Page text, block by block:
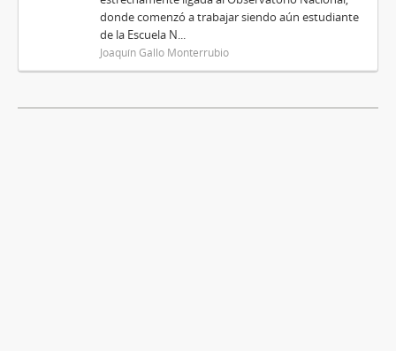
donde comenzó a trabajar siendo aún estudiante
de la Escuela N...
Joaquín Gallo Monterrubio